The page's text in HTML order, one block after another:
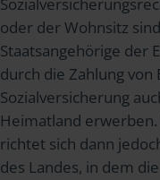
oder der Wohnsitz
Staatsangehörige der
durch die Zahlung
Sozialversicherung
Heimatland
richtet sich dann
des Landes, in dem